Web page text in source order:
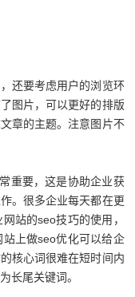
还要考虑用户的浏览环
图片，可以更好的排版
章的主题。注意图片不
重要，这是协助企业获
。很多企业每天都在更
站的seo技巧的使用，
上做seo优化可以给企
核心词很难在短时间内
长尾关键词。